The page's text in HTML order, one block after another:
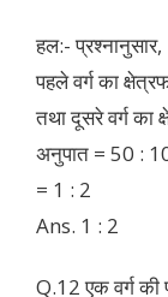
हल:- प्रश्नानुसार,
पहले वर्ग का
तथा दूसरे वर्ग
अनुपात = 50 :
= 1 : 2
Ans. 1 : 2
Q.12 एक वर्ग की